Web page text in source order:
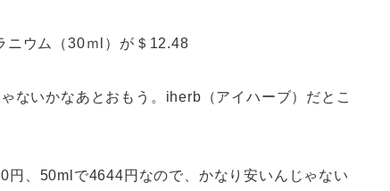
ニウム（30ｍl）が＄12.48
ないかなあとおもう。iherb（アイハーブ）だとこ
、50mlで4644円なので、かなり安いんじゃない